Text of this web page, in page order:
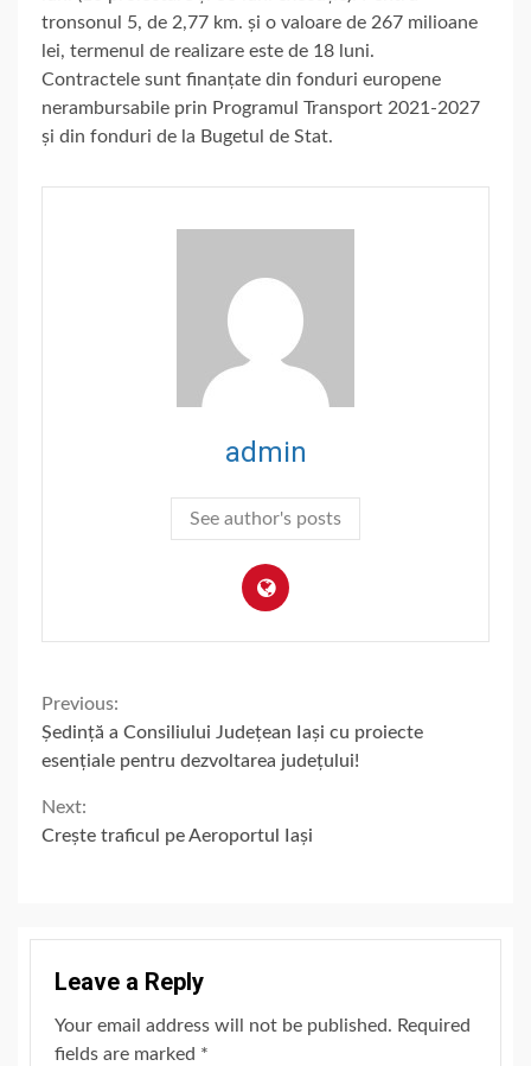
tronsonul 5, de 2,77 km. și o valoare de 267 milioane
lei, termenul de realizare este de 18 luni.
Contractele sunt finanțate din fonduri europene
nerambursabile prin Programul Transport 2021-2027
și din fonduri de la Bugetul de Stat.
admin
See author's posts
Continue
Reading
Previous:
Ședință a Consiliului Județean Iași cu proiecte
esențiale pentru dezvoltarea județului!
Next:
Crește traficul pe Aeroportul Iași
Leave a Reply
Your email address will not be published. Required
fields are marked *